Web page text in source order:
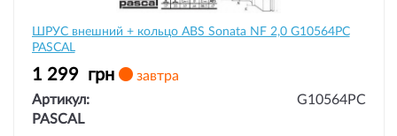
ШРУС внешний + кольцо ABS Sonata NF 2,0 G10564PC
PASCAL
1 299 грн
завтра
Артикул:
G10564PC
PASCAL